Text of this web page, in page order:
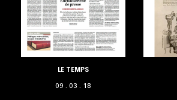
LE TEMPS
09 . 03 . 18